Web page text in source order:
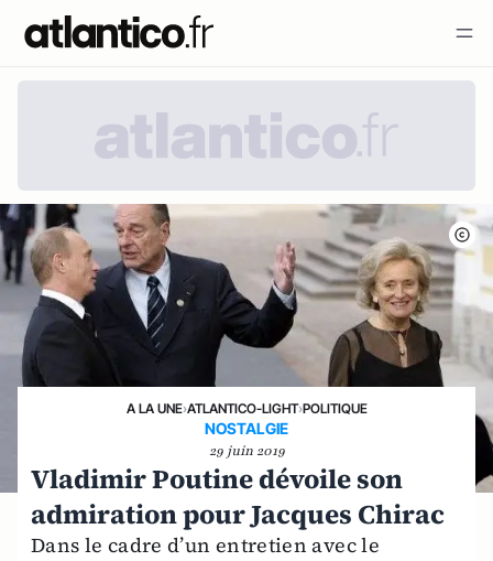
A LA UNE›ATLANTICO-LIGHT›POLITIQUE
NOSTALGIE
29 juin 2019
Vladimir Poutine dévoile son
admiration pour Jacques Chirac
Dans le cadre d’un entretien avec le